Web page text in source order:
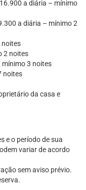
a diária – mínimo
a diária – mínimo 2
noites
2 noites
mínimo 3 noites
noites
da casa e
e o período de sua
variar de acordo
sem aviso prévio.